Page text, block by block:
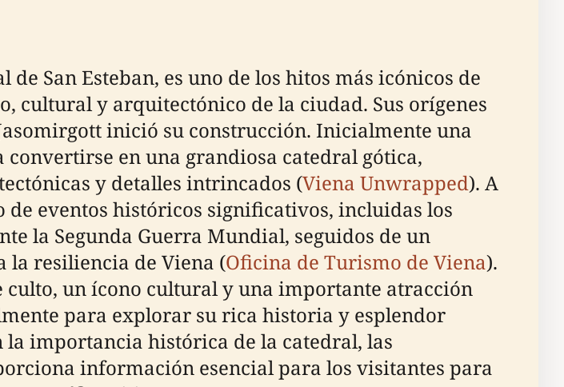
San Esteban, es uno de los hitos más icónicos de
cultural y arquitectónico de la ciudad. Sus orígenes
inició su construcción. Inicialmente una
en una grandiosa catedral gótica,
y detalles intrincados (Viena Unwrapped). A
de eventos históricos significativos, incluidas los
la Segunda Guerra Mundial, seguidos de un
la resiliencia de Viena (Oficina de Turismo de Viena).
culto, un ícono cultural y una importante atracción
para explorar su rica historia y esplendor
importancia histórica de la catedral, las
información esencial para los visitantes para